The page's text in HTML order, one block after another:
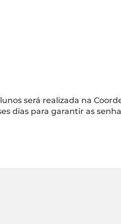
será realizada na
dias para garantir as